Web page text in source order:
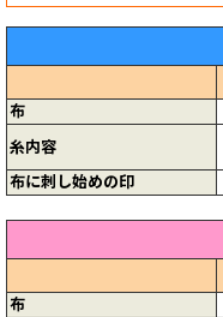
布
糸内容
布に刺し始めの印
布